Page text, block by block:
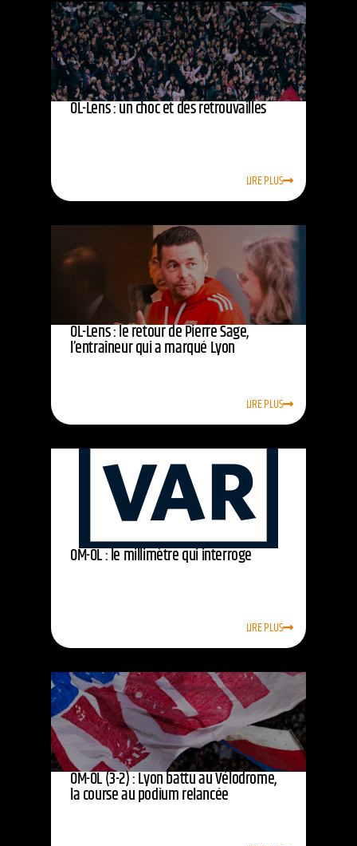
OL-Lens : un choc et des retrouvailles
LIRE PLUS
OL-Lens : le retour de Pierre Sage,
l’entraîneur qui a marqué Lyon
LIRE PLUS
OM-OL : le millimètre qui interroge
LIRE PLUS
OM-OL (3-2) : Lyon battu au Vélodrome,
la course au podium relancée